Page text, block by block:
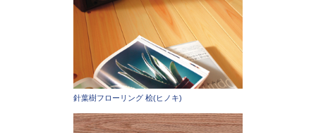
針葉樹フローリング 桧(ヒノキ)